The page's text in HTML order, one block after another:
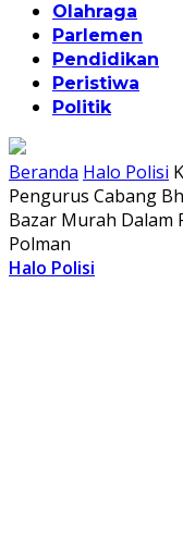
Olahraga
Parlemen
Pendidikan
Peristiwa
Politik
Beranda Halo Polisi
Pengurus Cabang
Bazar Murah Dalam
Polman
Halo Polisi